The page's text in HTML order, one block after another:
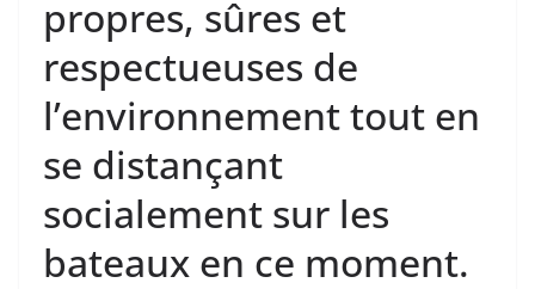
propres, sûres et
respectueuses de
l’environnement tout en
se distançant
socialement sur les
bateaux en ce moment.